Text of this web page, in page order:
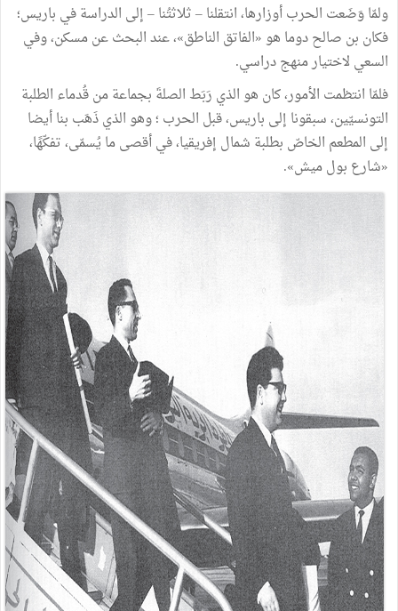
ولمّا وَضَعت الحرب أوزارها، انتقلنا – ثلاثتُنا – إلى الدراسة في باريس؛
فكان بن صالح دوما هو «الفاتق الناطق»، عند البحث عن مسكن، وفي
السعي لاختيار منهج دراسي.
فلمّا انتظمت الأمور، كان هو الذي رَبَط الصلةَ بجماعة من قُدماء الطلبة
التونسيّين، سبقونا إلى باريس، قبل الحرب ؛ وهو الذي ذَهَب بنا أيضا
إلى المطعم الخاصّ بطلبة شمال إفريقيا، في أقصى ما يُسمّى، تفكّهًا،
«شارع بول ميش».